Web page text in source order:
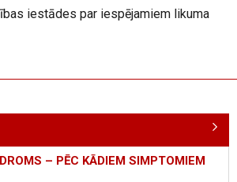
iestādes par iespējamiem likuma
– PĒC KĀDIEM SIMPTOMIEM